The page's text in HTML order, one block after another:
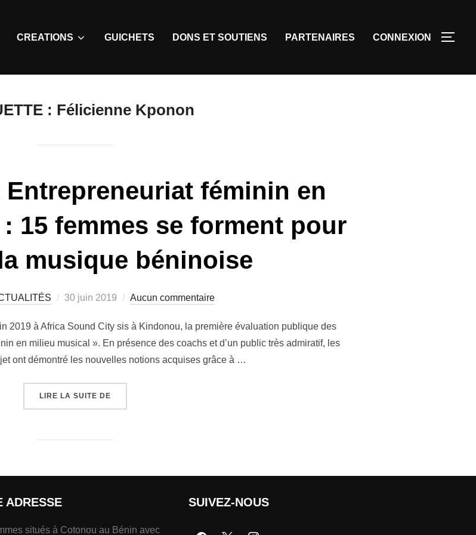
CREATIONS GUICHETS DONS ET SOUTIENS PARTENAIRES CONNEXION
: Félicienne Kponon
féminin en
15 femmes se forment pour
musique béninoise
30 juin 2019 Aucun commentaire
2019 à Africa Sound City sis à Kindonou, la première évaluation publique des
en milieu musical ». En présence des coachs et d’un public très admiratif, les
ont démontré les nouvelles notions acquises grâce à …
LIRE LA SUITE DE
ADRESSE
situés à Cotonou au Bénin avec
SUIVEZ-NOUS